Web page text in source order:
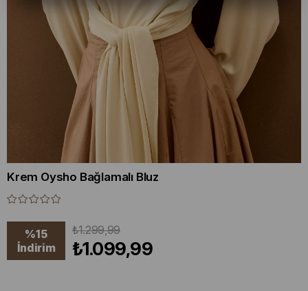
Krem Oysho Bağlamalı Bluz
%15
İndirim
₺1.299,99
₺1.099,99